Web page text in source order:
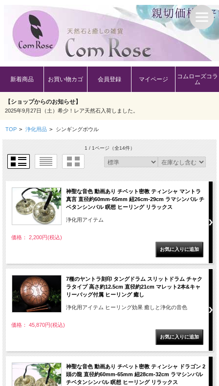
新着商品 お買い物カゴ 会員登録 マイページ
コムローズコラ
ム
【ショップからのお知らせ】
2025年9月27日（土）希少！レア天然石入荷しました。
TOP > 浄化用品 > シンギングボウル
1 / 1ページ（全14件）
神聖な音色 動画あり チベット密教 ティンシャ マントラ
真言 直径約60mm-65mm 紐26cm-29cm ラマシンバル チ
ベタンシンバル 瞑想 ヒーリング リラックス
浄化用アイテム
価格： 2,200円(税込)
7種のヤントラ刻印 タングドラム スリットドラム チャク
ラタイプ 高さ約12.5cm 直径約21cm マレット2本&キャ
リーバッグ付属 ヒーリング 癒し
浄化用アイテム ヒーリング効果 癒しと浄化の音色
価格： 45,870円(税込)
神聖な音色 動画あり チベット密教 ティンシャ ドラゴン 2
頭の龍 直径約60mm-65mm 紐28cm-32cm ラマシンバル
チベタンシンバル 瞑想 ヒーリング リラックス